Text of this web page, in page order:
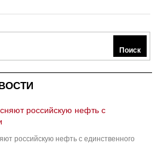
Поиск
российскую нефть с единственного